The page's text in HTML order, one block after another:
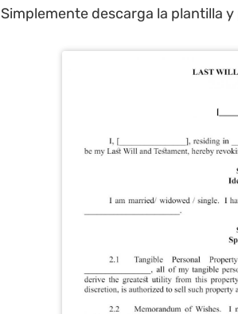
Simplemente descarga la plantilla